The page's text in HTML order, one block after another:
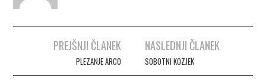
Post navigation
PREJŠNJI ČLANEK
PLEZANJE ARCO
NASLEDNJI ČLANEK
SOBOTNI KOZJEK